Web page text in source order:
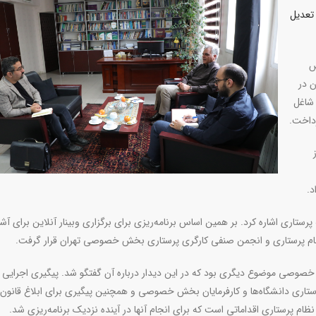
در
شاغل
اشاره کرد. بر همین اساس برنامه‌ریزی برای برگزاری وبینار آنلاین برای
نظام پرستاری و انجمن صنفی کارگری پرستاری بخش خصوصی تهران قرار گرفت.
موضوع دیگری بود که در این دیدار درباره آن گفتگو شد. پیگیری
دانشگاه‌ها و کارفرمایان بخش خصوصی و همچنین پیگیری برای ابلاغ قانون
پرستاری اقداماتی است که برای انجام آنها در آینده نزدیک برنامه‌ریزی شد.